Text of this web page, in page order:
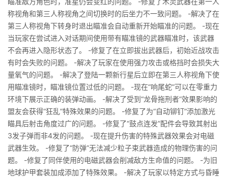
称视角和第三人称视角之间切换时的后坐力不一致问题。 -解决了在
第三人称视角下转身时退出瞄准会自动重新开始瞄准的问题。 -现在
当玩家在尝试进入对话期间使用带有瞄准镜的武器瞄准时，该武器
不会再进入隐形状态了。 -修复了在立即拔出武器后，初始近战攻击
有时会失败的问题。 -解决了玩家在使用强力攻击或格挡时会损失大
量氧气的问题。 -解决了登陆一颗新行星后立即在第三人称视角下使
用瞄准镜时，瞄准镜位置过低的问题。 -现在“响尾蛇”可以在零重力
环境下展示正确的装弹动画。 -解决了受到“龙骨拖刑者”效果影响的
盟友会获得“狂乱”特殊效果的问题。 -修复了为“自动铆钉”添加激光
瞄具后射击角度过广的问题。 -修复了“鼓点连发”配件会导致其射出
3发子弹而非4发的问题。 -现在提升伤害的特殊武器效果会对电磁
武器生效。 -修复了“防弹”无法减少粒子束武器造成的物理伤害的问
题。 -修复了同伴使用的电磁武器会削减敌方生命值的问题。 -为旧
地球护甲套装加成添加了特殊效果。 -解决了玩家以特定方式与昏睡